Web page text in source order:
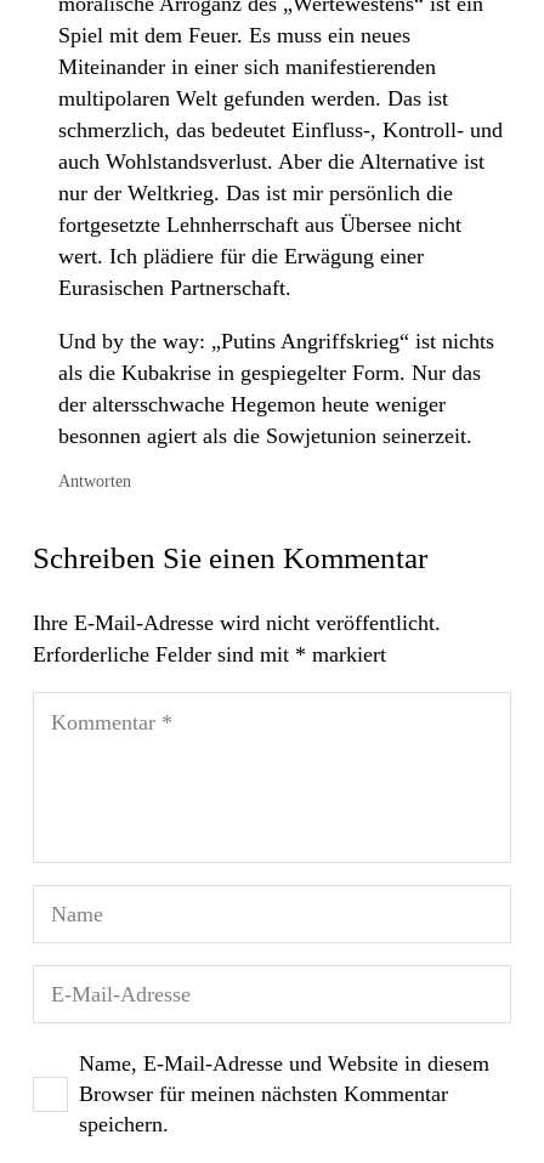
Spiel mit dem Feuer. Es muss ein neues
Miteinander in einer sich manifestierenden
multipolaren Welt gefunden werden. Das ist
schmerzlich, das bedeutet Einfluss-, Kontroll- und
auch Wohlstandsverlust. Aber die Alternative ist
nur der Weltkrieg. Das ist mir persönlich die
fortgesetzte Lehnherrschaft aus Übersee nicht
wert. Ich plädiere für die Erwägung einer
Eurasischen Partnerschaft.
Und by the way: „Putins Angriffskrieg“ ist nichts
als die Kubakrise in gespiegelter Form. Nur das
der altersschwache Hegemon heute weniger
besonnen agiert als die Sowjetunion seinerzeit.
Antworten
Schreiben Sie einen Kommentar
Ihre E-Mail-Adresse wird nicht veröffentlicht.
Erforderliche Felder sind mit * markiert
Name, E-Mail-Adresse und Website in diesem
Browser für meinen nächsten Kommentar
speichern.